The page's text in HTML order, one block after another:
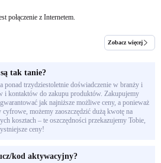
połączenie z Internetem.
Zobacz więcej
tak tanie?
ponad trzydziestoletnie doświadczenie w branży i
i kontaktów do zakupu produktów. Zakupujemy
jak najniższe możliwe ceny, a ponieważ
możemy zaoszczędzić dużą kwotę na
kosztach – te oszczędności przekazujemy Tobie,
ceny!
kod aktywacyjny?